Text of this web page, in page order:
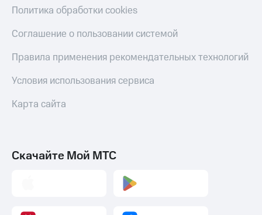
Политика обработки cookies
Соглашение о пользовании системой
Правила применения рекомендательных технологий
Условия использования сервиса
Карта сайта
Скачайте Мой МТС